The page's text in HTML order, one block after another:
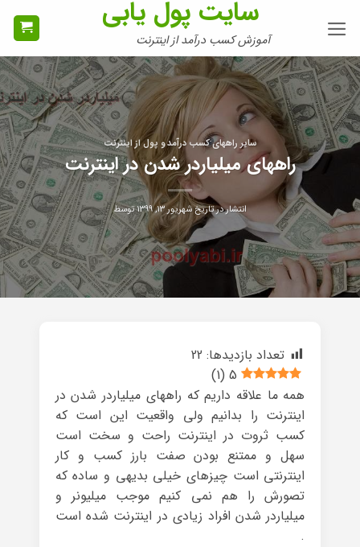
سایت پول یابی
آموزش کسب درآمد از اینترنت
سایر راههای کسب درآمد و پول از اینترنت
راههای میلیاردر شدن در اینترنت
انتشار در تاریخشهریور ۱۳, ۱۳۹۹ توسط
تعداد بازدیدها: 22
5
(
1
)
همه ما علاقه داریم که راههای میلیاردر شدن در
اینترنت را بدانیم ولی واقعیت این است که
کسب ثروت در اینترنت راحت و سخت است
سهل و ممتنع بودن صفت بارز کسب و کار
اینترنتی است چیزهای خیلی بدیهی و ساده که
تصورش را هم نمی کنیم موجب میلیونر و
میلیاردر شدن افراد زیادی در اینترنت شده است
.